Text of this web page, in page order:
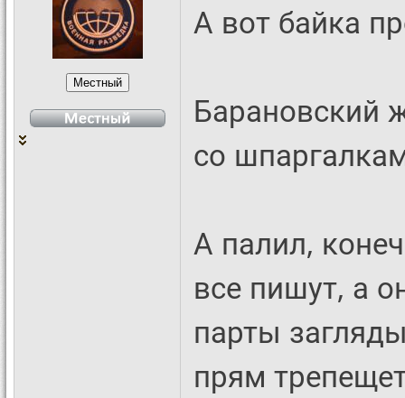
А вот байка
Барановский
со
А палил,
все пишут, а
парты
прям